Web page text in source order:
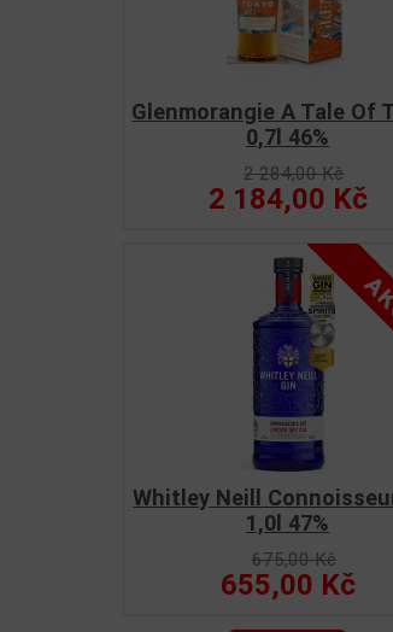
Glenmorangie A Tale Of
0,7l 46%
2 284,00 Kč
2 184,00 Kč
Whitley Neill
1,0l 47%
675,00 Kč
655,00 Kč